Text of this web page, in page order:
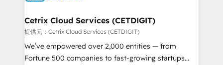
Award 🏆2020 Elite Solutions Partner 🏆2019
Integrations HubSpot Impact Award 🏆2019
Marketing Enablement HubSpot Impact Award 🏆
2018 Website Design HubSpot Impact Award 🏆2017
Cetrix Cloud Services (CETDIGIT)
提供元：Cetrix Cloud Services (CETDIGIT)
We’ve empowered over 2,000 entities — from
Fortune 500 companies to fast-growing startups